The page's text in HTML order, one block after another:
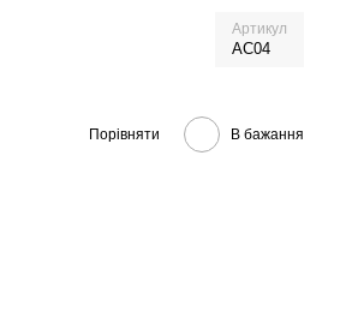
Артикул
AC04
Порівняти В бажання